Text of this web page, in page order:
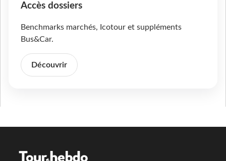
Accès dossiers
Benchmarks marchés, Icotour et suppléments
Bus&Car.
Découvrir